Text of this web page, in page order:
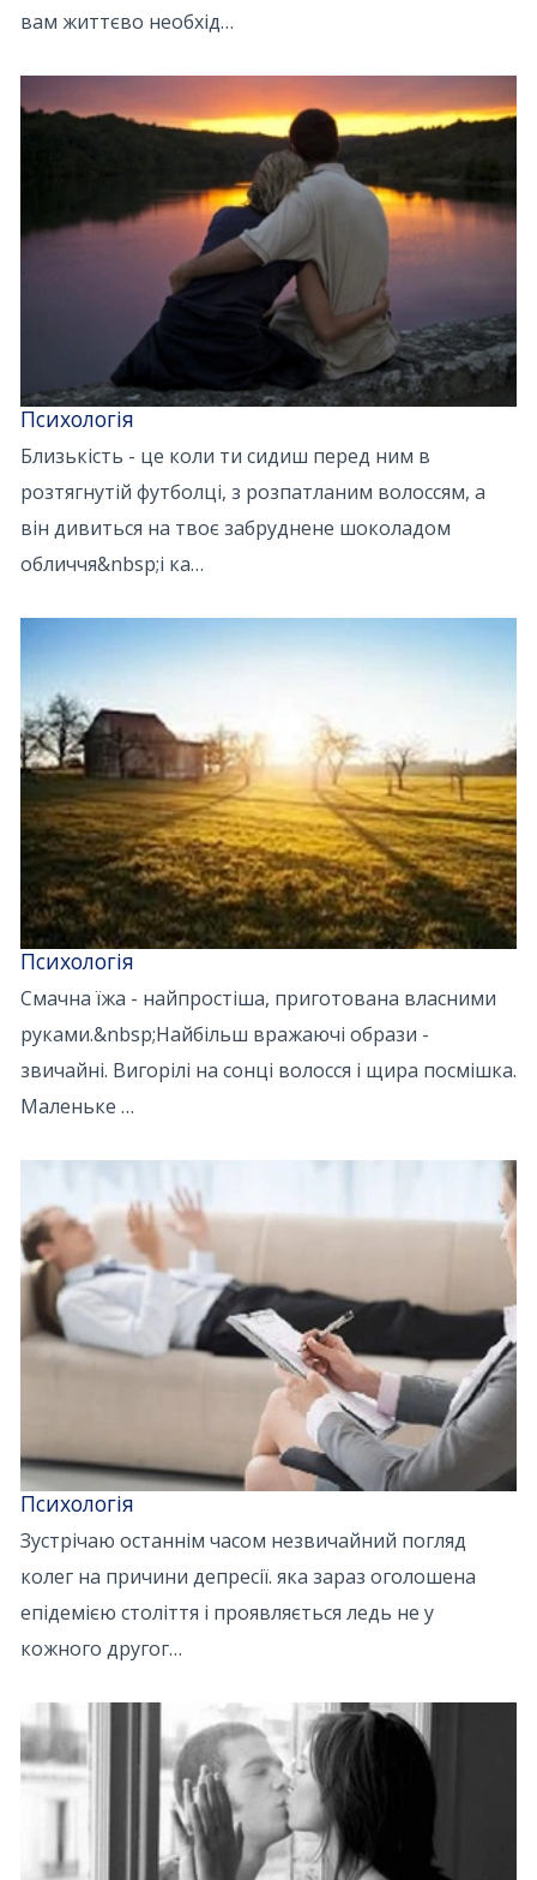
вам життєво необхід…
Психологія
Близькість - це коли ти сидиш перед ним в
розтягнутій футболці, з розпатланим волоссям, а
він дивиться на твоє забруднене шоколадом
обличчя&nbsp;і ка…
Психологія
Смачна їжа - найпростіша, приготована власними
руками.&nbsp;Найбільш вражаючі образи -
звичайні. Вигорілі на сонці волосся і щира посмішка.
Маленьке …
Психологія
Зустрічаю останнім часом незвичайний погляд
колег на причини депресії. яка зараз оголошена
епідемією століття і проявляється ледь не у
кожного другог…